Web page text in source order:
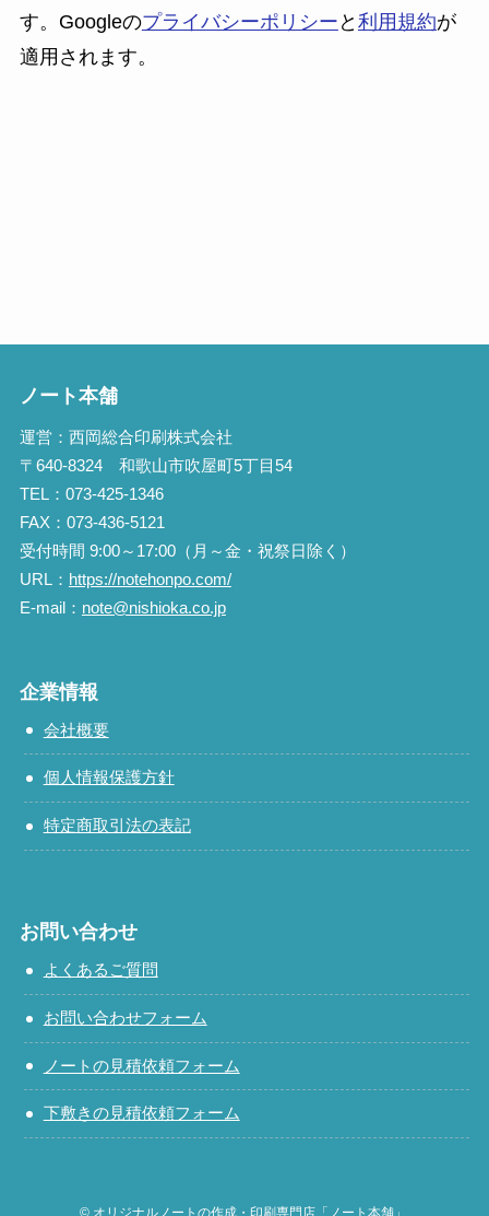
す。Googleのプライバシーポリシー と 利用規約が
適用されます。
ノート本舗
運営：西岡総合印刷株式会社
〒640-8324 和歌山市吹屋町5丁目54
TEL：073-425-1346
FAX：073-436-5121
受付時間 9:00～17:00（月～金・祝祭日除く）
URL： https://notehonpo.com/
E-mail： note@nishioka.co.jp
企業情報
会社概要
個人情報保護方針
特定商取引法の表記
お問い合わせ
よくあるご質問
お問い合わせフォーム
ノートの見積依頼フォーム
下敷きの見積依頼フォーム